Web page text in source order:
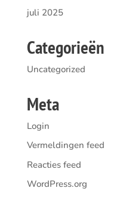
juli 2025
Categorieën
Uncategorized
Meta
Login
Vermeldingen feed
Reacties feed
WordPress.org